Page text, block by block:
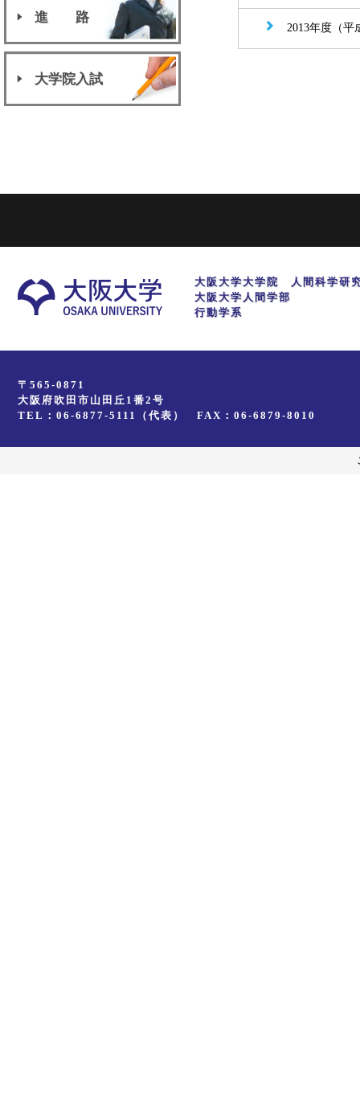
進 路
大学院入試
2013年度（平
大阪大学大学院 人間科学研
大阪大学人間学部
行動学系
〒565-0871
大阪府吹田市山田丘1番2号
TEL：06-6877-5111（代表） FAX：06-6879-8010